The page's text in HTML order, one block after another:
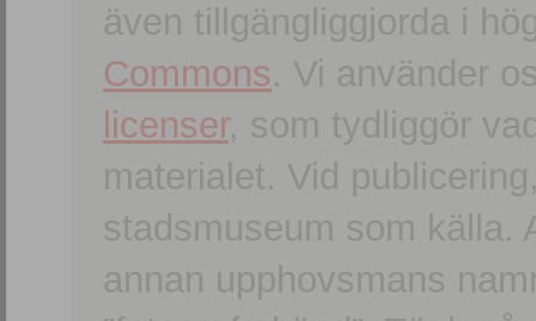
även tillgängliggjorda i
Commons. Vi använder
licenser, som tydliggör
materialet. Vid
stadsmuseum som källa.
annan upphovsmans